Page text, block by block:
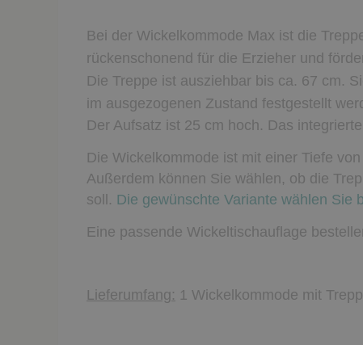
Bei der Wickelkommode Max ist die
rückenschonend für die Erzieher und
Die Treppe ist ausziehbar bis ca. 67 cm.
im ausgezogenen Zustand festgestellt
Der Aufsatz ist 25 cm hoch. Das
Die Wickelkommode ist mit einer Tiefe
Außerdem können Sie wählen, ob die
soll. Die gewünschte Variante wählen Sie
Eine passende Wickeltischauflage
Lieferumfang: 1 Wickelkommode mit